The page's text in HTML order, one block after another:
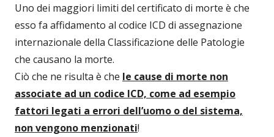
Uno dei maggiori limiti del certificato di morte è che
esso fa affidamento al codice ICD di assegnazione
internazionale della Classificazione delle Patologie
che causano la morte.
Ciò che ne risulta è che le cause di morte non
associate ad un codice ICD, come ad esempio
fattori legati a errori dell’uomo o del sistema,
non vengono menzionati!